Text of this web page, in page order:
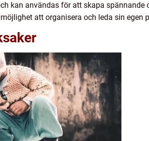
kan användas för att skapa spännande
att organisera och leda sin egen